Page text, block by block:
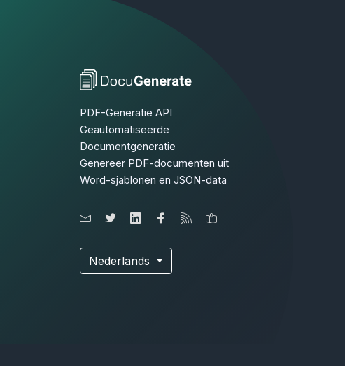
PDF-Generatie API
Geautomatiseerde
Documentgeneratie
Genereer PDF-documenten uit
Word-sjablonen en JSON-data
Nederlands